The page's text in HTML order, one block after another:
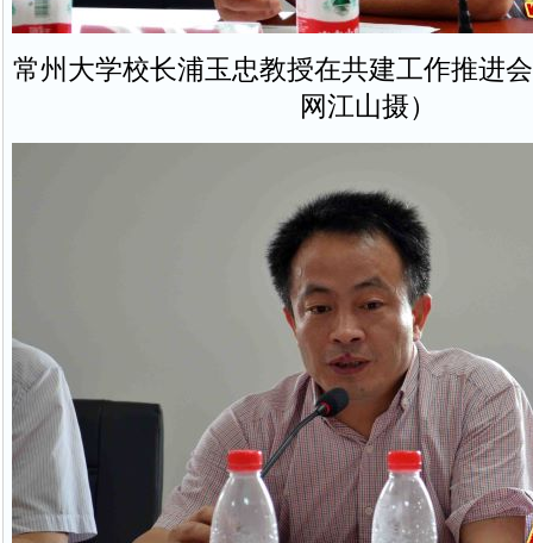
常州大学校长浦玉忠教授在共建工作推进
网江山摄）